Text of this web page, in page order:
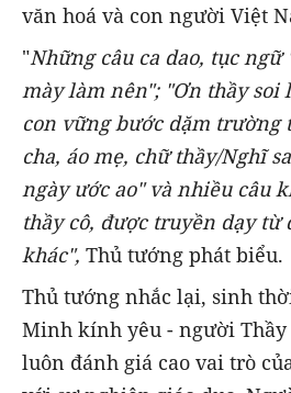
văn hoá và con người Việt
"Những câu ca dao, tục ngữ
mày làm nên"; "Ơn thầy soi
con vững bước dặm trường
cha, áo mẹ, chữ thầy/Nghĩ
ngày ước ao" và nhiều câu
thầy cô, được truyền dạy từ
khác", Thủ tướng phát biểu.
Thủ tướng nhắc lại, sinh
Minh kính yêu - người Thầy
luôn đánh giá cao vai trò